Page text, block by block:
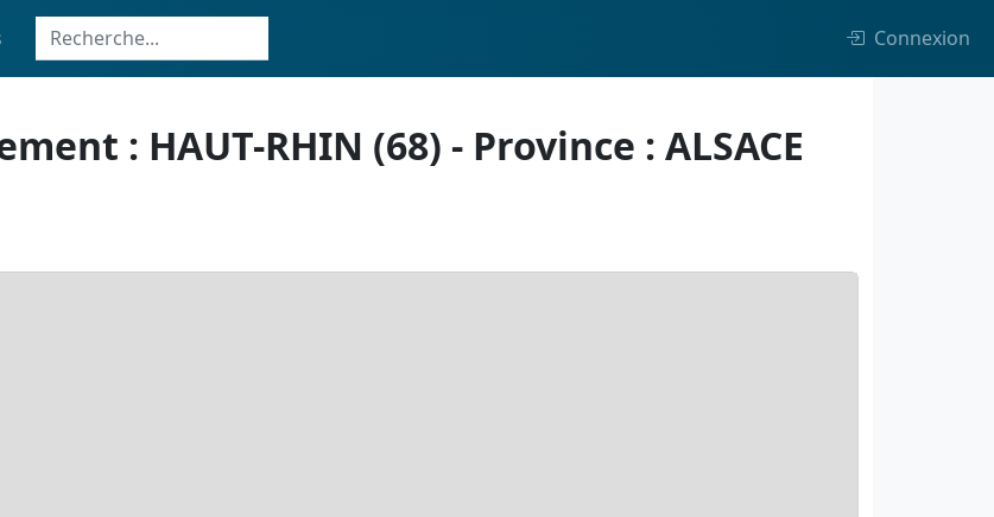
Connexion
: HAUT-RHIN (68) - Province : ALSACE